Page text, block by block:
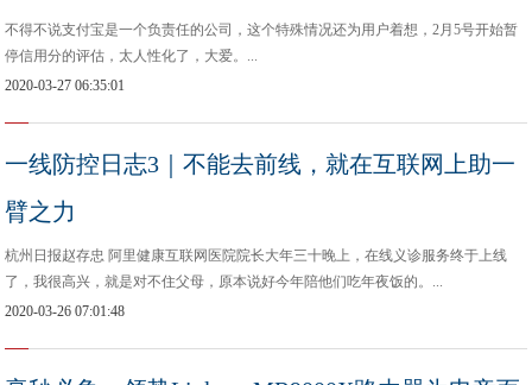
不得不说支付宝是一个负责任的公司，这个特殊情况还为用户着想，2月5号开始暂
停信用分的评估，太人性化了，大爱。...
2020-03-27 06:35:01
一线防控日志3｜不能去前线，就在互联网上助一
臂之力
杭州日报赵存忠 阿里健康互联网医院院长大年三十晚上，在线义诊服务终于上线
了，我很高兴，就是对不住父母，原本说好今年陪他们吃年夜饭的。...
2020-03-26 07:01:48